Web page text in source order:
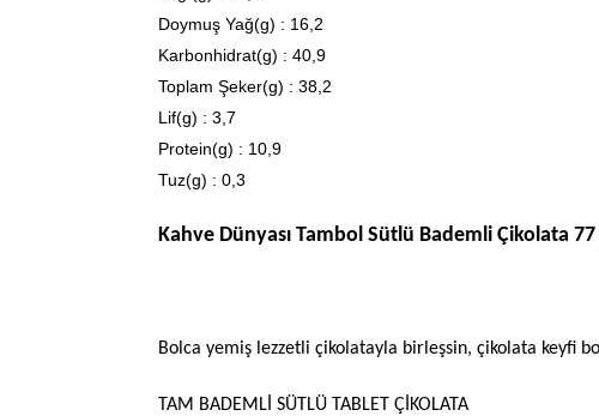
Doymuş Yağ(g) : 16,2
Karbonhidrat(g) : 40,9
Toplam Şeker(g) : 38,2
Lif(g) : 3,7
Protein(g) : 10,9
Tuz(g) : 0,3
Kahve Dünyası Tambol Sütlü Bademli Çikolata
Bolca yemiş lezzetli çikolatayla birleşsin, çikolata keyfi
TAM BADEMLİ SÜTLÜ TABLET ÇİKOLATA